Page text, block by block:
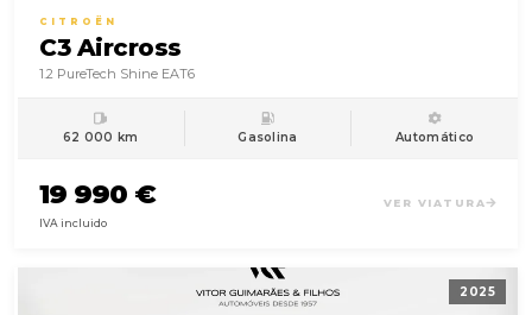
CITROËN
C3 Aircross
1.2 PureTech Shine EAT6
62 000 km Gasolina Automático
19 990 €
IVA incluido
VER VIATURA
2025